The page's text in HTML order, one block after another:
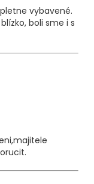
vybavené.
boli sme i s